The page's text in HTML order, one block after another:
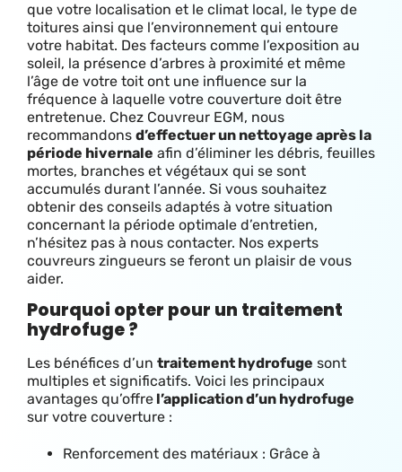
que votre localisation et le climat local, le type de
toitures ainsi que l’environnement qui entoure
votre habitat. Des facteurs comme l’exposition au
soleil, la présence d’arbres à proximité et même
l’âge de votre toit ont une influence sur la
fréquence à laquelle votre couverture doit être
entretenue. Chez Couvreur EGM, nous
recommandons d’effectuer un nettoyage après la
période hivernale afin d’éliminer les débris, feuilles
mortes, branches et végétaux qui se sont
accumulés durant l’année. Si vous souhaitez
obtenir des conseils adaptés à votre situation
concernant la période optimale d’entretien,
n’hésitez pas à nous contacter. Nos experts
couvreurs zingueurs se feront un plaisir de vous
aider.
Pourquoi opter pour un traitement
hydrofuge ?
Les bénéfices d’un traitement hydrofuge sont
multiples et significatifs. Voici les principaux
avantages qu’offre l’application d’un hydrofuge
sur votre couverture :
Renforcement des matériaux : Grâce à